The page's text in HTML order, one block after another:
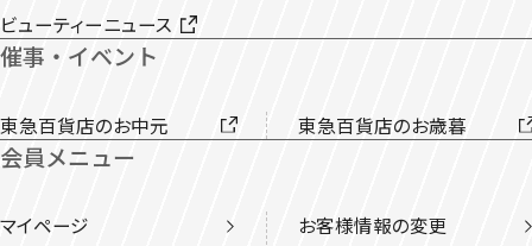
ビューティーニュース
催事・イベント
東急百貨店のお中元 東急百貨店のお歳暮
会員メニュー
マイページ
お客様情報の変更